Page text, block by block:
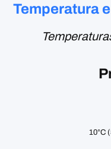
Temperatura
10°C